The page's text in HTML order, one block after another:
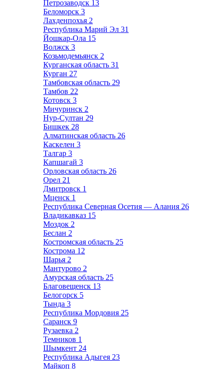
Петрозаводск 13
Беломорск 3
Лахденпохья 2
Республика Марий Эл 31
Йошкар-Ола 15
Волжск 3
Козьмодемьянск 2
Курганская область 31
Курган 27
Тамбовская область 29
Тамбов 22
Котовск 3
Мичуринск 2
Нур-Султан 29
Бишкек 28
Алматинская область 26
Каскелен 3
Талгар 3
Капшагай 3
Орловская область 26
Орел 21
Дмитровск 1
Мценск 1
Республика Северная Осетия — Алания 26
Владикавказ 15
Моздок 2
Беслан 2
Костромская область 25
Кострома 12
Шарья 2
Мантурово 2
Амурская область 25
Благовещенск 13
Белогорск 5
Тында 3
Республика Мордовия 25
Саранск 9
Рузаевка 2
Темников 1
Шымкент 24
Республика Адыгея 23
Майкоп 8